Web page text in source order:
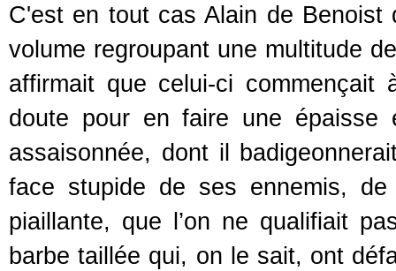
C'est en tout cas Alain de
volume regroupant une multitude
affirmait que celui-ci
doute pour en faire une épaisse
assaisonnée, dont il
face stupide de ses ennemis,
piaillante, que l’on ne qualifiait
barbe taillée qui, on le sait, ont